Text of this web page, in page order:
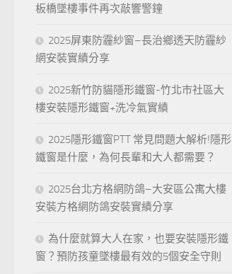
板橋墜樓事件再次敲響警鐘
2025屏東防霾紗窗–長治鄉透天防霾紗
網安裝實績分享
2025新竹防貓隱形鐵窗-竹北市社區大
樓安裝隱形鐵窗+洗冷氣實績
2025隱形鐵窗PTT 常見問題大解析!隱形
鐵窗是什麼，為何長輩和大人都需要？
2025台北方格網防鴿–大安區公寓大樓
安裝方格網防鴿安裝實績分享
為什麼就算大人在家，也要安裝隱形鐵
窗？預防孩童墜樓最有效的5個安全守則